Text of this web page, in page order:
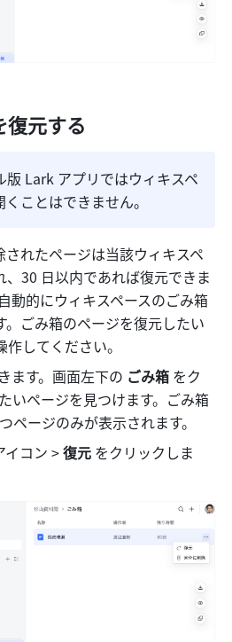
復元する
版 Lark アプリではウィキスペ
ことはできません。
されたページは当該ウィキスペ
、30 日以内であれば復元できま
動的にウィキスペースのごみ箱
。ごみ箱のページを復元したい
してください。
ます。画面左下の ごみ箱 をク
いページを見つけます。ごみ箱
ページのみが表示されます。
イコン > 復元 をクリックしま